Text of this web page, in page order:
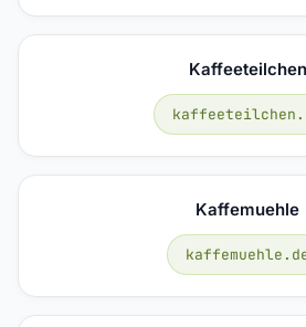
Kaffeeteilchen
Kaffemuehle